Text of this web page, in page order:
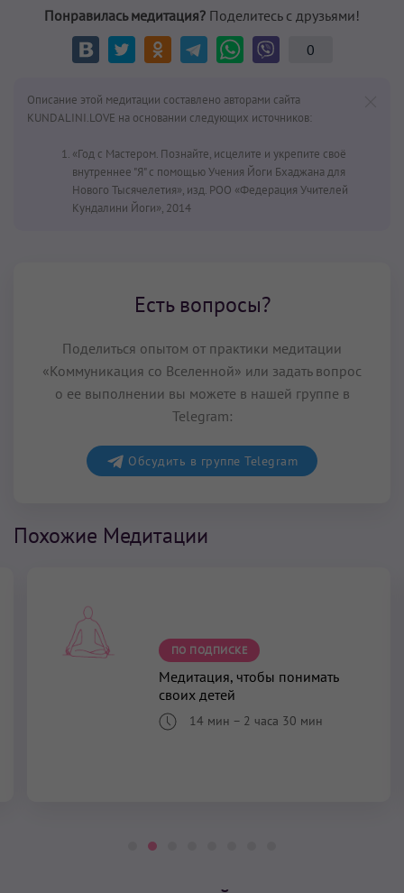
Понравилась медитация? Поделитесь с друзьями!
0
Описание этой медитации составлено авторами сайта
KUNDALINI.LOVE на основании следующих источников:
«Год с Мастером. Познайте, исцелите и укрепите своё
внутреннее "Я" с помощью Учения Йоги Бхаджана для
Нового Тысячелетия», изд. РОО «Федерация Учителей
Кундалини Йоги», 2014
Есть вопросы?
Поделиться опытом от практики медитации
«Коммуникация cо Вселенной» или задать вопрос
о ее выполнении вы можете в нашей группе в
Telegram:
Обсудить в группе Telegram
Похожие Медитации
ПО ПОДПИСКЕ
Медитация, чтобы понимать
своих детей
14 мин – 2 часа 30 мин